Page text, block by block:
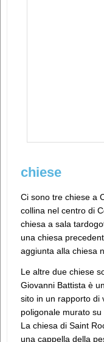
chiese
Ci sono tre chiese a
collina nel centro di
chiesa a sala
una chiesa
aggiunta alla chiesa
Le altre due chiese
Giovanni Battista è
sito in un rapporto di
poligonale murato
La chiesa di Saint
una cappella della